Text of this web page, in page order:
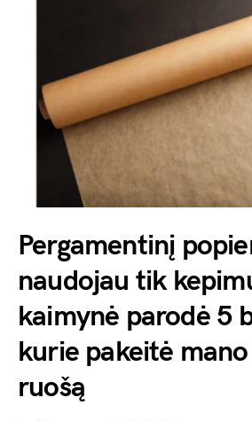
Pergamentinį
naudojau tik
kaimynė parodė 5
kurie pakeitė
ruošą